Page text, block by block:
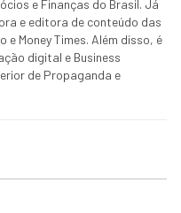
e Finanças do Brasil. Já
e editora de conteúdo das
e Money Times. Além disso, é
digital e Business
de Propaganda e